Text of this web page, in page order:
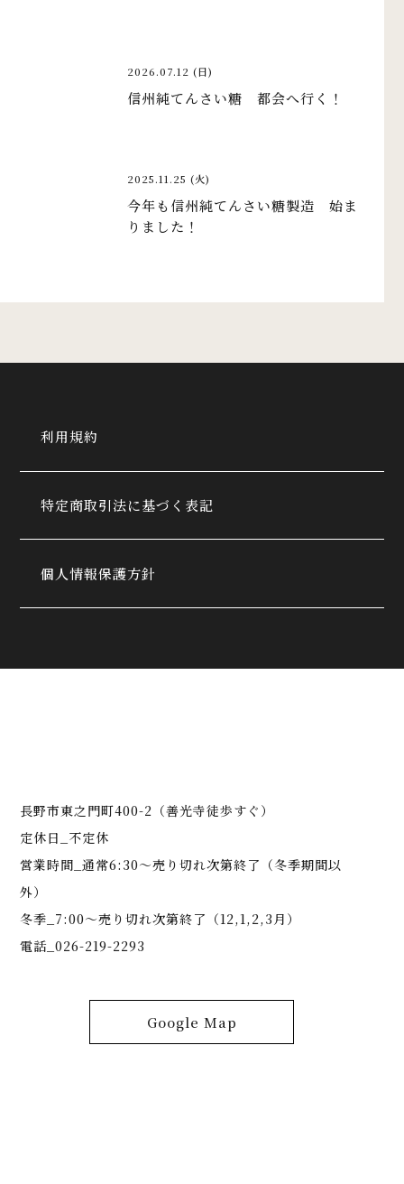
2026.07.12 (日)
信州純てんさい糖 都会へ行く！
2025.11.25 (火)
今年も信州純てんさい糖製造 始ま
りました！
利用規約
特定商取引法に基づく表記
個人情報保護方針
長野市東之門町400-2（善光寺徒歩すぐ）
定休日_不定休
営業時間_通常6:30～売り切れ次第終了（冬季期間以
外）
冬季_7:00～売り切れ次第終了（12,1,2,3月）
電話_026-219-2293
Google Map